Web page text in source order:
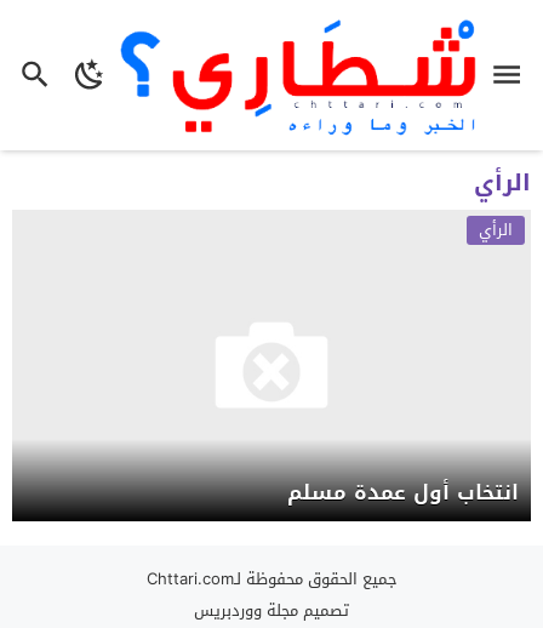
الرأي
الرأي
انتخاب أول عمدة مسلم
جميع الحقوق محفوظة لـChttari.com
تصميممجلة ووردبريس